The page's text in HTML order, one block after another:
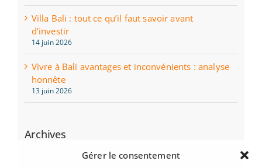
Gérer le consentement
Villa Bali : tout ce qu’il faut savoir avant
d’investir
14 juin 2026
Vivre à Bali avantages et inconvénients : analyse
honnête
13 juin 2026
Archives